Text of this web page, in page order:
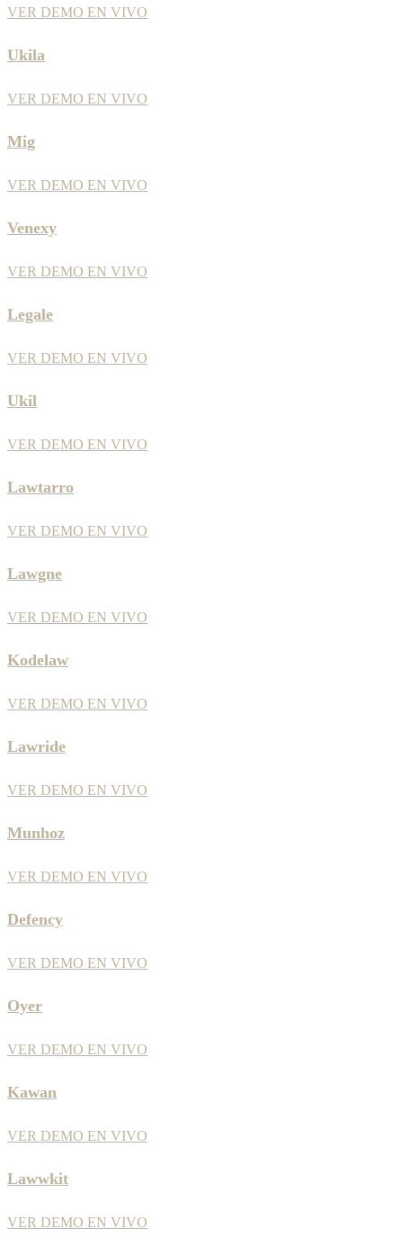
VER DEMO EN VIVO
Ukila
VER DEMO EN VIVO
Mig
VER DEMO EN VIVO
Venexy
VER DEMO EN VIVO
Legale
VER DEMO EN VIVO
Ukil
VER DEMO EN VIVO
Lawtarro
VER DEMO EN VIVO
Lawgne
VER DEMO EN VIVO
Kodelaw
VER DEMO EN VIVO
Lawride
VER DEMO EN VIVO
Munhoz
VER DEMO EN VIVO
Defency
VER DEMO EN VIVO
Oyer
VER DEMO EN VIVO
Kawan
VER DEMO EN VIVO
Lawwkit
VER DEMO EN VIVO